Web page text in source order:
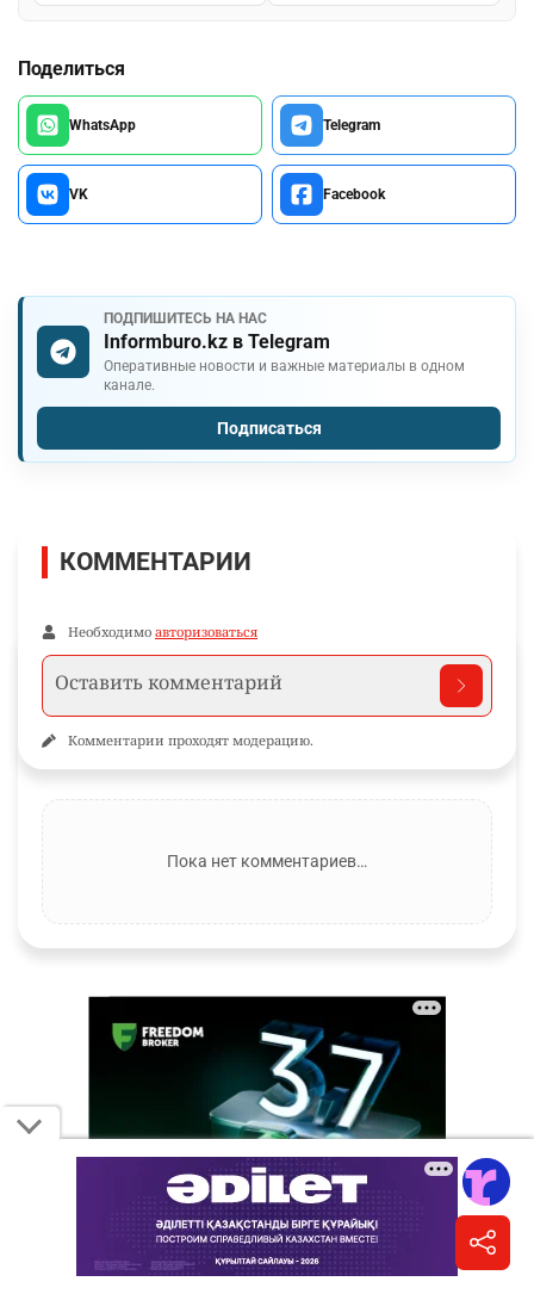
Поделиться
WhatsApp Telegram
VK Facebook
ПОДПИШИТЕСЬ НА НАС
Informburo.kz в Telegram
Оперативные новости и важные материалы в одном
канале.
Подписаться
КОММЕНТАРИИ
Необходимо авторизоваться
Комментарии проходят модерацию.
Пока нет комментариев…